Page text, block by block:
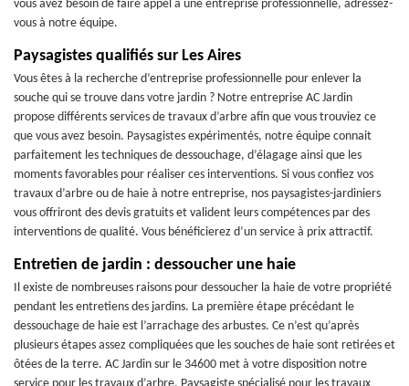
vous avez besoin de faire appel à une entreprise professionnelle, adressez-
vous à notre équipe.
Paysagistes qualifiés sur Les Aires
Vous êtes à la recherche d’entreprise professionnelle pour enlever la
souche qui se trouve dans votre jardin ? Notre entreprise AC Jardin
propose différents services de travaux d’arbre afin que vous trouviez ce
que vous avez besoin. Paysagistes expérimentés, notre équipe connait
parfaitement les techniques de dessouchage, d’élagage ainsi que les
moments favorables pour réaliser ces interventions. Si vous confiez vos
travaux d’arbre ou de haie à notre entreprise, nos paysagistes-jardiniers
vous offriront des devis gratuits et valident leurs compétences par des
interventions de qualité. Vous bénéficierez d’un service à prix attractif.
Entretien de jardin : dessoucher une haie
Il existe de nombreuses raisons pour dessoucher la haie de votre propriété
pendant les entretiens des jardins. La première étape précédant le
dessouchage de haie est l’arrachage des arbustes. Ce n’est qu’après
plusieurs étapes assez compliquées que les souches de haie sont retirées et
ôtées de la terre. AC Jardin sur le 34600 met à votre disposition notre